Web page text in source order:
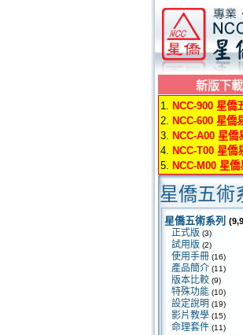
新版下載
1. NCC-900 星僑
2. NCC-600 星僑
3. NCC-A00 星僑
4. NCC-T00 星僑
5. NCC-M00 星僑
星僑五術
星僑五術系列
正式版 (3)
試用版 (2)
使用手冊 (16)
產品簡介 (11)
版本比較 (9)
特殊功能 (10)
設定說明 (19)
影片教學 (15)
命理套件 (11)